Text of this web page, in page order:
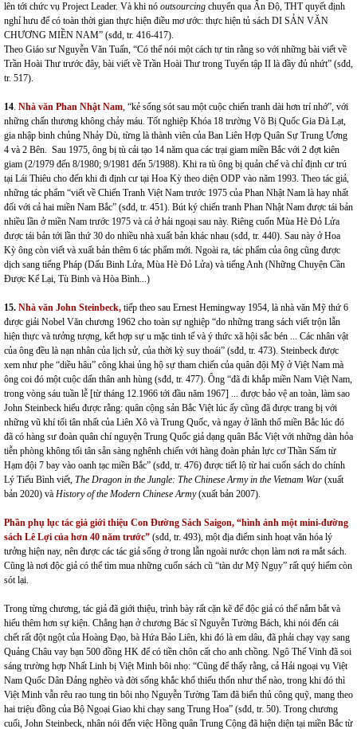
lên tới chức vụ Project Leader. Và khi nó outsourcing chuyển qua Ấn Độ, THT quyết định
nghỉ hưu để có toàn thời gian thực hiện điều mơ ước: thực hiện tủ sách DI SẢN VĂN
CHƯƠNG MIỀN NAM” (sđd, tr. 416-417).
Theo Giáo sư Nguyễn Văn Tuấn, “Có thể nói một cách tự tin rằng so với những bài viết về
Trần Hoài Thư trước đây, bài viết về Trần Hoài Thư trong Tuyển tập II là đầy đủ nhứt” (sđd,
tr. 517).
14. Nhà văn Phan Nhật Nam, “kẻ sống sót sau một cuộc chiến tranh dài hơn trí nhớ”, với
những chấn thương không chảy máu. Tốt nghiệp Khóa 18 trường Võ Bị Quốc Gia Đà Lạt,
gia nhập binh chủng Nhảy Dù, từng là thành viên của Ban Liên Hợp Quân Sự Trung Ương
4 và 2 Bên. Sau 1975, ông bị tù cải tạo 14 năm qua các trại giam miền Bắc với 2 đợt kiên
giam (2/1979 đến 8/1980; 9/1981 đến 5/1988). Khi ra tù ông bị quản chế và chỉ định cư trú
tại Lái Thiêu cho đến khi đi định cư tại Hoa Kỳ theo diện ODP vào năm 1993. Theo tác giả,
những tác phẩm “viết về Chiến Tranh Việt Nam trước 1975 của Phan Nhật Nam là hay nhất
đối với cả hai miền Nam Bắc” (sđd, tr. 451). Bút ký chiến tranh Phan Nhật Nam được tái bản
nhiều lần ở miền Nam trước 1975 và cả ở hải ngoại sau này. Riêng cuốn Mùa Hè Đỏ Lửa
được tái bản tới lần thứ 30 do nhiều nhà xuất bản khác nhau (sđd, tr. 440). Sau này ở Hoa
Kỳ ông còn viết và xuất bản thêm 6 tác phẩm mới. Ngoài ra, tác phẩm của ông cũng được
dịch sang tiếng Pháp (Dấu Binh Lửa, Mùa Hè Đỏ Lửa) và tiếng Anh (Những Chuyện Cần
Được Kể Lại, Tù Binh và Hòa Bình...)
15. Nhà văn John Steinbeck, tiếp theo sau Ernest Hemingway 1954, là nhà văn Mỹ thứ 6
được giải Nobel Văn chương 1962 cho toàn sự nghiệp “do những trang sách viết trộn lẫn
hiện thực và tưởng tượng, kết hợp sự u mặc tinh tế và ý thức xã hội sắc bén ... Các nhân vật
của ông đều là nạn nhân của lịch sử, của thời kỳ suy thoái” (sđd, tr. 473). Steinbeck được
xem như phe “diều hâu” công khai ủng hộ sự tham chiến của quân đội Mỹ ở Việt Nam mà
ông coi đó một cuộc dấn thân anh hùng (sđd, tr. 477). Ông “đã đi khắp miền Nam Việt Nam,
trong vòng sáu tuần lễ [từ tháng 12.1966 tới đầu năm 1967] ... được bảo vệ an toàn, làm sao
John Steinbeck hiểu được rằng: quân cộng sản Bắc Việt lúc ấy cũng đã được trang bị với
những vũ khí tối tân nhất của Liên Xô và Trung Quốc, và ngay ở lãnh thổ miền Bắc lúc đó
đã có hàng sư đoàn quân chí nguyện Trung Quốc giả dạng quân Bắc Việt với những dàn hỏa
tiễn phòng không tối tân sẵn sàng nghênh chiến với hàng đoàn phản lực cơ Thần Sấm từ
Hạm đội 7 bay vào oanh tạc miền Bắc” (sđd, tr. 476) được tiết lộ từ hai cuốn sách do chính
Lý Tiểu Bình viết, The Dragon in the Jungle: The Chinese Army in the Vietnam War (xuất
bản 2020) và History of the Modern Chinese Army(xuất bản 2007).
Phần phụ lục tác giả giới thiệu Con Đường Sách Saigon, “hình ảnh một mini-đường
sách Lê Lợi của hơn 40 năm trước” (sđd, tr. 493), một địa điểm sinh hoạt văn hóa lý
tưởng hiện nay, nên được các tác giả sống ở trong lẫn ngoài nước chọn làm nơi ra mắt sách.
Cũng là nơi độc giả có thể tìm mua những cuốn sách cũ “tàn dư Mỹ Ngụy” rất quý hiếm còn
sót lại.
Trong từng chương, tác giả đã giới thiệu, trình bày rất cặn kẽ để độc giả có thể nắm bắt và
hiểu thêm hơn sự kiện. Chẳng hạn ở chương Bác sĩ Nguyễn Tường Bách, khi nói đến cái
chết rất đột ngột của Hoàng Đạo, bà Hứa Bảo Liên, khi đó là em dâu, đã phải chạy vạy sang
Quảng Châu vay bạn 500 đồng HK để có tiền chôn cất cho anh chồng. Ngô Thế Vinh đã soi
sáng trường hợp Nhất Linh bị Việt Minh bôi nhọ: “Cũng để thấy rằng, cả Hải ngoại vụ Việt
Nam Quốc Dân Đảng nghèo và đời sống khắc khổ thiếu thốn như thế nào, trong khi đó thì
Việt Minh vẫn rêu rao tung tin bôi nhọ Nguyễn Tường Tam đã biển thủ công quỹ, mang theo
hai triệu đồng của Bộ Ngoại Giao khi chạy sang Trung Hoa” (sđd, tr. 50). Trong chương
cuối, John Steinbeck, nhân nói đến việc Hồng quân Trung Cộng đã hiện diện tại miền Bắc từ